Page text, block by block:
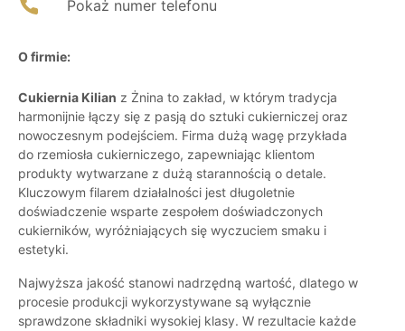
Pokaż numer telefonu
O firmie:
Cukiernia Kilian z Żnina to zakład, w którym tradycja
harmonijnie łączy się z pasją do sztuki cukierniczej oraz
nowoczesnym podejściem. Firma dużą wagę przykłada
do rzemiosła cukierniczego, zapewniając klientom
produkty wytwarzane z dużą starannością o detale.
Kluczowym filarem działalności jest długoletnie
doświadczenie wsparte zespołem doświadczonych
cukierników, wyróżniających się wyczuciem smaku i
estetyki.
Najwyższa jakość stanowi nadrzędną wartość, dlatego w
procesie produkcji wykorzystywane są wyłącznie
sprawdzone składniki wysokiej klasy. W rezultacie każde